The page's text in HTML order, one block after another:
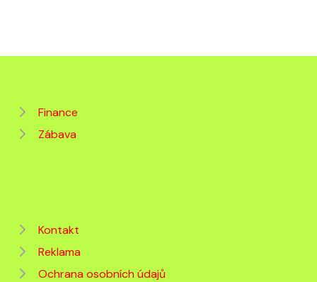
Finance
Zábava
Kontakt
Reklama
Ochrana osobních údajů